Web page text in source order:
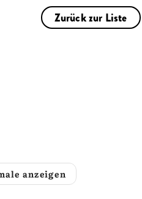
Zurück zur Liste
anzeigen